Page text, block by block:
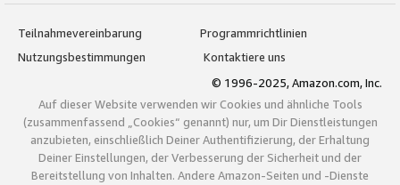
Teilnahmevereinbarung
Programmrichtlinien
Nutzungsbestimmungen
Kontaktiere uns
© 1996-2025, Amazon.com, Inc.
Auf dieser Website verwenden wir Cookies und ähnliche Tools
(zusammenfassend „Cookies“ genannt) nur, um Dir Dienstleistungen
anzubieten, einschließlich Deiner Authentifizierung, der Erhaltung
Deiner Einstellungen, der Verbesserung der Sicherheit und der
Bereitstellung von Inhalten. Andere Amazon-Seiten und -Dienste